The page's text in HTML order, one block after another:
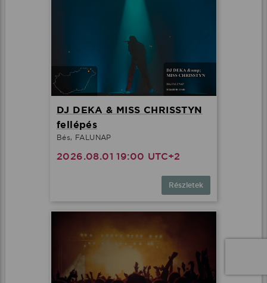
DJ DEKA & MISS CHRISSTYN
fellépés
Bés, FALUNAP
2026.08.01 19:00 UTC+2
Részletek